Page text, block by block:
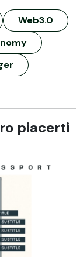
Web3.0
piacerti